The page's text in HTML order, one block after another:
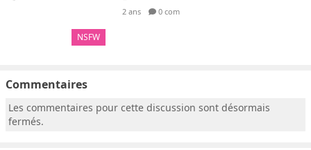
NSFW
2 ans 0 com
Commentaires
Les commentaires pour cette discussion sont désormais
fermés.